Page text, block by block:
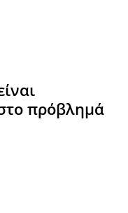
πρόβλημά